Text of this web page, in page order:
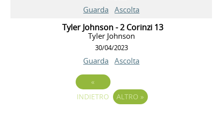
Guarda Ascolta
Tyler Johnson - 2 Corinzi 13
Tyler Johnson
30/04/2023
Guarda Ascolta
«
INDIETRO
ALTRO »